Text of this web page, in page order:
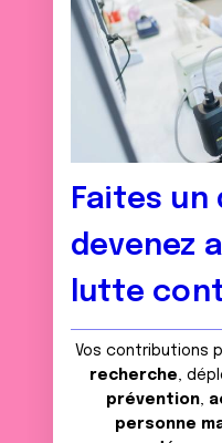
Faites un
devenez
lutte
Vos contributions
recherche,
prévention,
personne